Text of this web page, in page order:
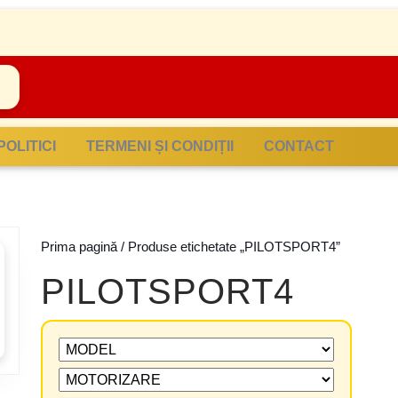
POLITICI TERMENI ȘI CONDIȚII CONTACT
Prima pagină / Produse etichetate „PILOTSPORT4”
PILOTSPORT4